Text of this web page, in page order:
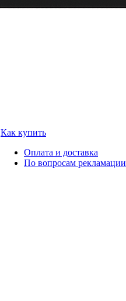
Как купить
Оплата и доставка
По вопросам рекламации